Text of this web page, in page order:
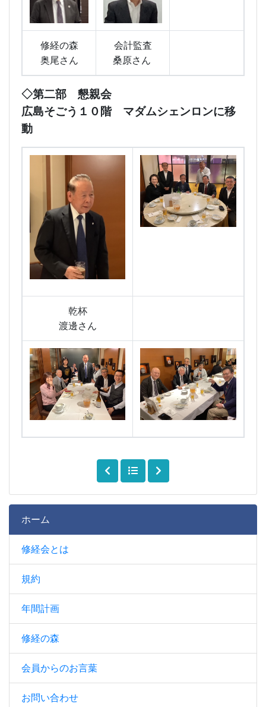
修経の森
奥尾さん
会計監査
桑原さん
◇第二部 懇親会
広島そごう１０階 マダムシェンロンに移
動
乾杯
渡邊さん
ホーム
修経会とは
規約
年間計画
修経の森
会員からのお言葉
お問い合わせ